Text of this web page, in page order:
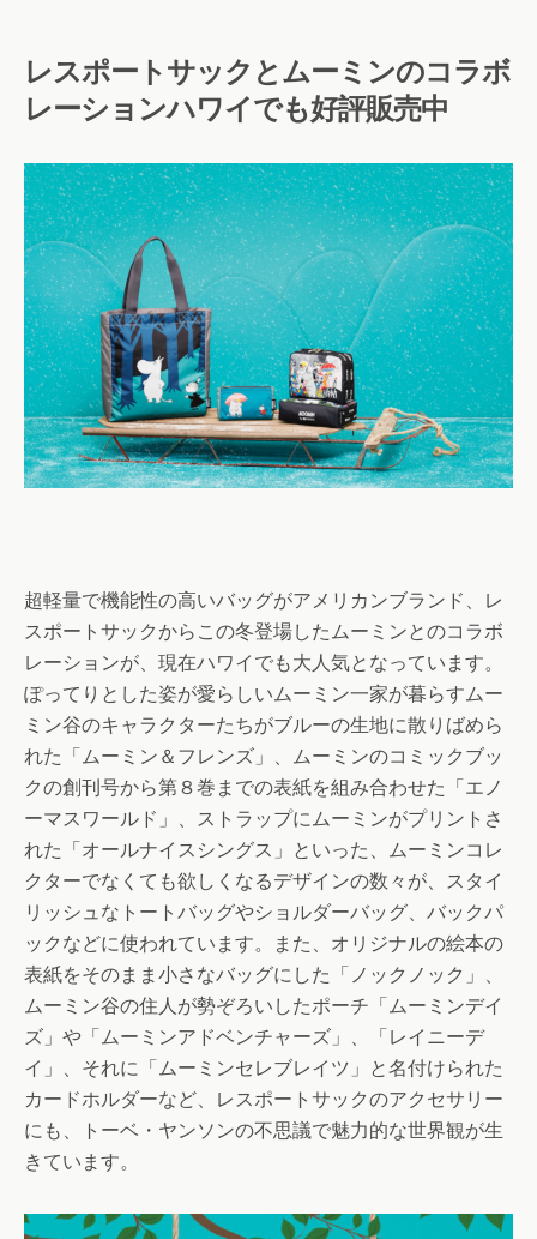
レスポートサックとムーミンのコラボ
レーションハワイでも好評販売中
超軽量で機能性の高いバッグがアメリカンブランド、レ
スポートサックからこの冬登場したムーミンとのコラボ
レーションが、現在ハワイでも大人気となっています。
ぽってりとした姿が愛らしいムーミン一家が暮らすムー
ミン谷のキャラクターたちがブルーの生地に散りばめら
れた「ムーミン＆フレンズ」、ムーミンのコミックブッ
クの創刊号から第８巻までの表紙を組み合わせた「エノ
ーマスワールド」、ストラップにムーミンがプリントさ
れた「オールナイスシングス」といった、ムーミンコレ
クターでなくても欲しくなるデザインの数々が、スタイ
リッシュなトートバッグやショルダーバッグ、バックパ
ックなどに使われています。また、オリジナルの絵本の
表紙をそのまま小さなバッグにした「ノックノック」、
ムーミン谷の住人が勢ぞろいしたポーチ「ムーミンデイ
ズ」や「ムーミンアドベンチャーズ」、「レイニーデ
イ」、それに「ムーミンセレブレイツ」と名付けられた
カードホルダーなど、レスポートサックのアクセサリー
にも、トーベ・ヤンソンの不思議で魅力的な世界観が生
きています。